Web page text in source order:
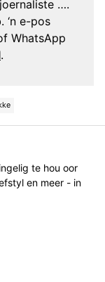
….
‘n e-pos
WhatsApp
.
te hou oor
en meer - in